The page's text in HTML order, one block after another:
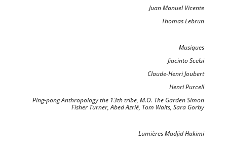
Juan Manuel Vicente
Thomas Lebrun
Musiques
Jiacinto Scelsi
Claude-Henri Joubert
Henri Purcell
Ping-pong Anthropology the 13th tribe, M.O. The Garden Simon
Fisher Turner, Abed Azrié, Tom Waits, Sara Gorby
Lumières Madjid Hakimi